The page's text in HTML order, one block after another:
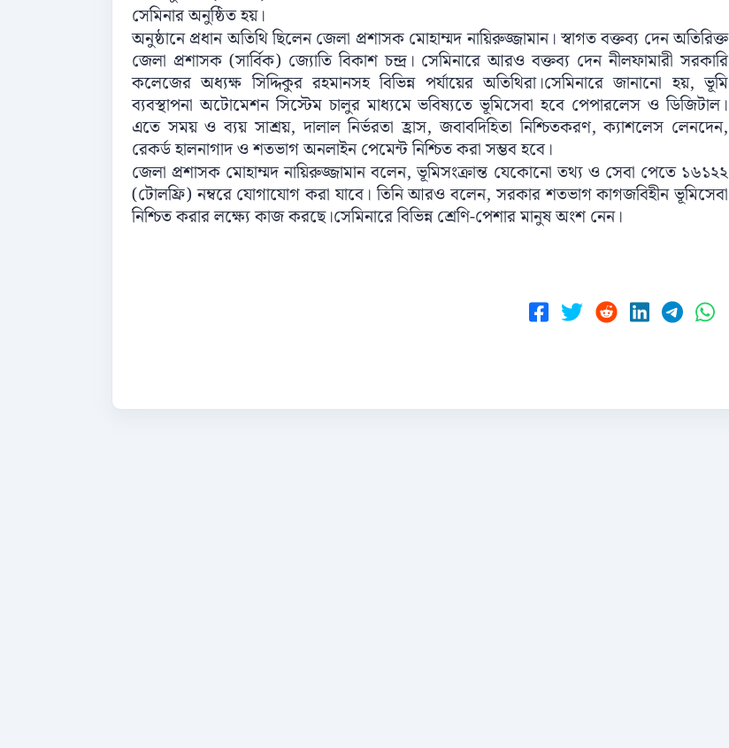
সেমিনার অনুষ্ঠিত হয়।
অনুষ্ঠানে প্রধান অতিথি ছিলেন জেলা প্রশাসক মোহাম্মদ নায়িরুজ্জামান। স্বাগত বক্তব্য দেন অতিরিক্ত
জেলা প্রশাসক (সার্বিক) জ্যোতি বিকাশ চন্দ্র। সেমিনারে আরও বক্তব্য দেন নীলফামারী সরকারি
কলেজের অধ্যক্ষ সিদ্দিকুর রহমানসহ বিভিন্ন পর্যায়ের অতিথিরা।সেমিনারে জানানো হয়, ভূমি
ব্যবস্থাপনা অটোমেশন সিস্টেম চালুর মাধ্যমে ভবিষ্যতে ভূমিসেবা হবে পেপারলেস ও ডিজিটাল।
এতে সময় ও ব্যয় সাশ্রয়, দালাল নির্ভরতা হ্রাস, জবাবদিহিতা নিশ্চিতকরণ, ক্যাশলেস লেনদেন,
রেকর্ড হালনাগাদ ও শতভাগ অনলাইন পেমেন্ট নিশ্চিত করা সম্ভব হবে।
জেলা প্রশাসক মোহাম্মদ নায়িরুজ্জামান বলেন, ভূমিসংক্রান্ত যেকোনো তথ্য ও সেবা পেতে ১৬১২২
(টোলফ্রি) নম্বরে যোগাযোগ করা যাবে। তিনি আরও বলেন, সরকার শতভাগ কাগজবিহীন ভূমিসেবা
নিশ্চিত করার লক্ষ্যে কাজ করছে।সেমিনারে বিভিন্ন শ্রেণি-পেশার মানুষ অংশ নেন।